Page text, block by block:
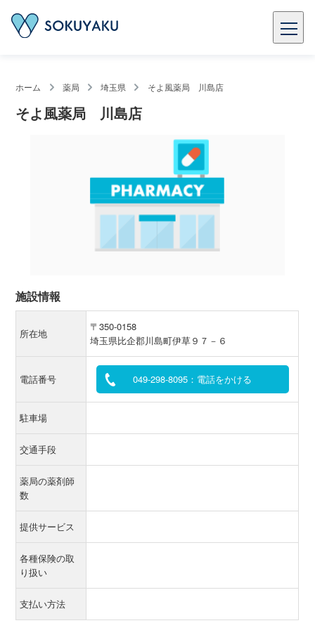
ホーム 薬局 埼玉県 そよ風薬局 川島店
そよ風薬局 川島店
施設情報
所在地
〒350-0158
埼玉県比企郡川島町伊草９７－６
電話番号 049-298-8095：電話をかける
駐車場
交通手段
薬局の薬剤師
数
提供サービス
各種保険の取
り扱い
支払い方法